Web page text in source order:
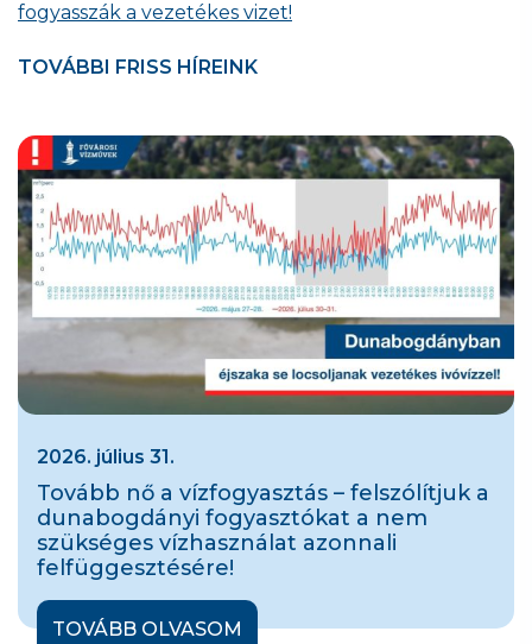
fogyasszák a vezetékes vizet!
TOVÁBBI FRISS HÍREINK
2026. július 31.
Tovább nő a vízfogyasztás – felszólítjuk a
dunabogdányi fogyasztókat a nem
szükséges vízhasználat azonnali
felfüggesztésére!
TOVÁBB OLVASOM